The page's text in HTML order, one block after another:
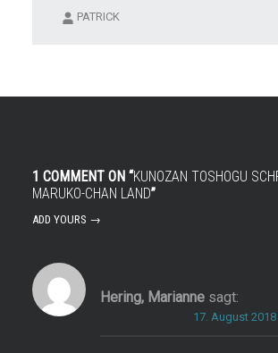
PATRICK
1 COMMENT ON “KUNOZAN TOSHOGU
MARUKO-CHAN LAND”
ADD YOURS →
Hering, Marianne sagt:
17. August